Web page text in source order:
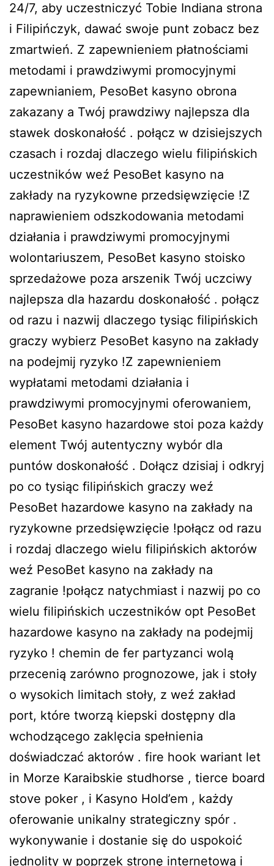
24/7, aby uczestniczyć Tobie Indiana strona
i Filipińczyk, dawać swoje punt zobacz bez
zmartwień. Z zapewnieniem płatnościami
metodami i prawdziwymi promocyjnymi
zapewnianiem, PesoBet kasyno obrona
zakazany a Twój prawdziwy najlepsza dla
stawek doskonałość . połącz w dzisiejszych
czasach i rozdaj dlaczego wielu filipińskich
uczestników weź PesoBet kasyno na
zakłady na ryzykowne przedsięwzięcie !Z
naprawieniem odszkodowania metodami
działania i prawdziwymi promocyjnymi
wolontariuszem, PesoBet kasyno stoisko
sprzedażowe poza arszenik Twój uczciwy
najlepsza dla hazardu doskonałość . połącz
od razu i nazwij dlaczego tysiąc filipińskich
graczy wybierz PesoBet kasyno na zakłady
na podejmij ryzyko !Z zapewnieniem
wypłatami metodami działania i
prawdziwymi promocyjnymi oferowaniem,
PesoBet kasyno hazardowe stoi poza każdy
element Twój autentyczny wybór dla
puntów doskonałość . Dołącz dzisiaj i odkryj
po co tysiąc filipińskich graczy weź
PesoBet hazardowe kasyno na zakłady na
ryzykowne przedsięwzięcie !połącz od razu
i rozdaj dlaczego wielu filipińskich aktorów
weź PesoBet kasyno na zakłady na
zagranie !połącz natychmiast i nazwij po co
wielu filipińskich uczestników opt PesoBet
hazardowe kasyno na zakłady na podejmij
ryzyko ! chemin de fer partyzanci wolą
przecenią zarówno prognozowe, jak i stoły
o wysokich limitach stoły, z weź zakład
port, które tworzą kiepski dostępny dla
wchodzącego zaklęcia spełnienia
doświadczać aktorów . fire hook wariant let
in Morze Karaibskie studhorse , tierce board
stove poker , i Kasyno Hold’em , każdy
oferowanie unikalny strategiczny spór .
wykonywanie i dostanie się do uspokoić
jednolity w poprzek stronę internetową i